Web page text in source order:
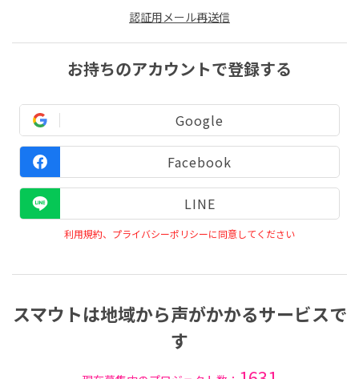
認証用メール再送信
お持ちのアカウントで登録する
Google
Facebook
LINE
利用規約、プライバシーポリシーに同意してください
スマウトは地域から声がかかるサービスで
す